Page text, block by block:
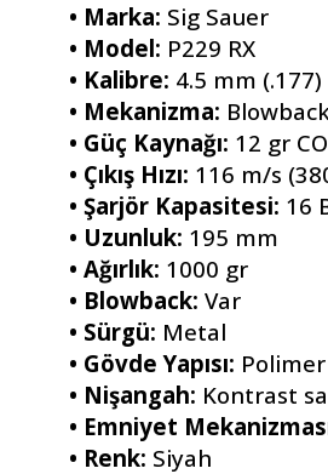
• Marka: Sig Sauer
• Model: P229 RX
• Kalibre: 4.5 mm
• Mekanizma:
• Güç Kaynağı: 12 gr
• Çıkış Hızı: 116 m/s
• Şarjör Kapasitesi: 16
• Uzunluk: 195 mm
• Ağırlık: 1000 gr
• Blowback: Var
• Sürgü: Metal
• Gövde Yapısı: Polimer
• Nişangah: Kontrast
• Emniyet
• Renk: Siyah